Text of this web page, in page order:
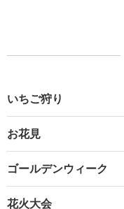
いちご狩り
お花見
ゴールデンウィーク
花火大会